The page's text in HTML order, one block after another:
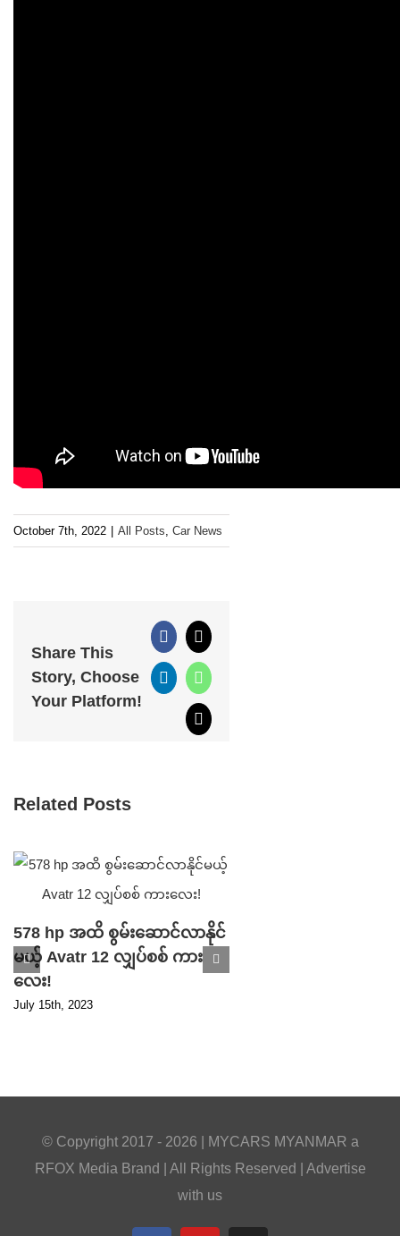
October 7th, 2022 All Posts, Car News
Share This
Story, Choose
Your Platform!
Facebook
X
LinkedInWhatsApp
Email
Related Posts
578 hp အထိ စွမ်းဆောင်လာနိုင်
မယ့် Avatr 12 လျှပ်စစ် ကား
လေး!
July 15th, 2023
© Copyright 2017 - 2026 | MYCARS MYANMAR a
RFOX Media Brand | All Rights Reserved | Advertise
with us